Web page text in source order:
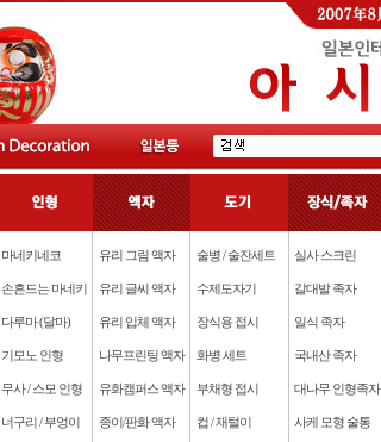
마네키네코
손흔드는 마네키
다루마 (달마)
기모노 인형
무사 / 스모 인형
너구리 / 부엉이
유리 그림 액자
유리 글씨 액자
유리 입체 액자
나무프린팅 액자
유화캠퍼스 액자
종이/판화 액자
술병 / 술잔세트
수제도자기
장식용 접시
화병 세트
부채형 접시
컵 / 재털이
실사 스크린
갈대발 족자
일식 족자
국내산 족자
대나무 인형족자
사케 모형 술통